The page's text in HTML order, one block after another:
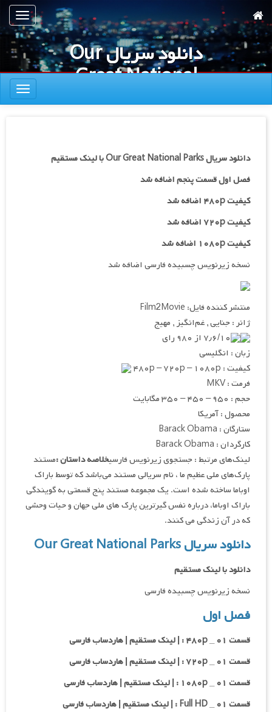
به
محتوای
اصلی
ناوبری
دانلود سریال Our
Great National
Parks
ناوبری
دانلود سریال Our Great National Parks با لینک مستقیم
فصل اول قسمت پنجم اضافه شد
کیفیت ۴۸۰p اضافه شد
کیفیت ۷۲۰p
اضافه شد
کیفیت ۱۰۸۰p اضافه شد
نسخه زیرنویس چسبیده فارسی اضافه شد
منتشر کننده فایل: Film2Movie
ژانر : جنایی , غم‌انگیز , مهیج
۷٫۶/۱۰ از ۹۸۰ رای
زبان : انگلیسی
کیفیت : ۴۸۰p – ۷۲۰p – ۱۰۸۰p
فرمت : MKV
حجم : ۹۵۰ – ۴۵۰ – ۳۵۰ مگابایت
محصول : آمریکا
ستارگان : Barack Obama
کارگردان : Barack Obama
لینک‌های مرتبط : جستجوی زیرنویس فارسیخلاصه داستان :مستند
پارک‌های ملی عظیم ما ، نام سریالی مستند می‌باشد که توسط باراک
اوباما ساخته شده است. یک مجموعه مستند پنج قسمتی به گویندگی
باراک اوباما، درباره نفس گیرترین پارک های ملی جهان و حیات وحشی
که در آن زندگی می کنند.
دانلود سریال Our Great National Parks
دانلود با لینک مستقیم
نسخه زیرنویس چسبیده فارسی
فصل اول
قسمت ۰۱ _ ۴۸۰p : | لینک مستقیم | هاردساب فارسی
قسمت ۰۱ _ ۷۲۰p : | لینک مستقیم | هاردساب فارسی
قسمت ۰۱ _ ۱۰۸۰p : | لینک مستقیم | هاردساب فارسی
قسمت ۰۱ _ Full HD : | لینک مستقیم | هاردساب فارسی